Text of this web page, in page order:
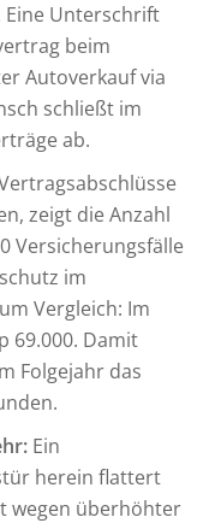
Unterschrift
beim
Autoverkauf via
schließt im
ab.
zeigt die Anzahl
Versicherungsfälle
im
Vergleich: Im
69.000. Damit
Folgejahr das
Ein
herein flattert
wegen überhöhter